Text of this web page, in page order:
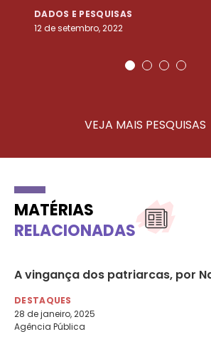
DADOS E PESQUISAS
12 de setembro, 2022
VEJA MAIS PESQUISAS
MATÉRIAS
RELACIONADAS
A vingança dos patriarcas, por
DESTAQUES
28 de janeiro, 2025
Agência Pública